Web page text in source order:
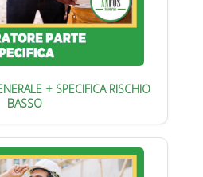
+ SPECIFICA RISCHIO
BASSO